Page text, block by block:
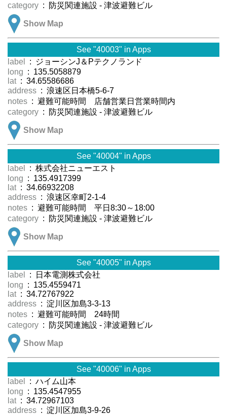
category : 防災関連施設 - 津波避難ビル
Show Map
See "40003" in Apps
label
: ジョーシンJ＆Pテクノランド
long : 135.5058879
lat : 34.65586686
address : 浪速区日本橋5-6-7
notes : 避難可能時間 店舗営業日営業時間内
category : 防災関連施設 - 津波避難ビル
Show Map
See "40004" in Apps
label
: 株式会社ニューエスト
long : 135.4917399
lat : 34.66932208
address : 浪速区幸町2-1-4
notes : 避難可能時間 平日8:30～18:00
category : 防災関連施設 - 津波避難ビル
Show Map
See "40005" in Apps
label
: 日本電測株式会社
long : 135.4559471
lat : 34.72767922
address : 淀川区加島3-3-13
notes : 避難可能時間 24時間
category : 防災関連施設 - 津波避難ビル
Show Map
See "40006" in Apps
label
: ハイム山本
long : 135.4547955
lat : 34.72967103
address : 淀川区加島3-9-26